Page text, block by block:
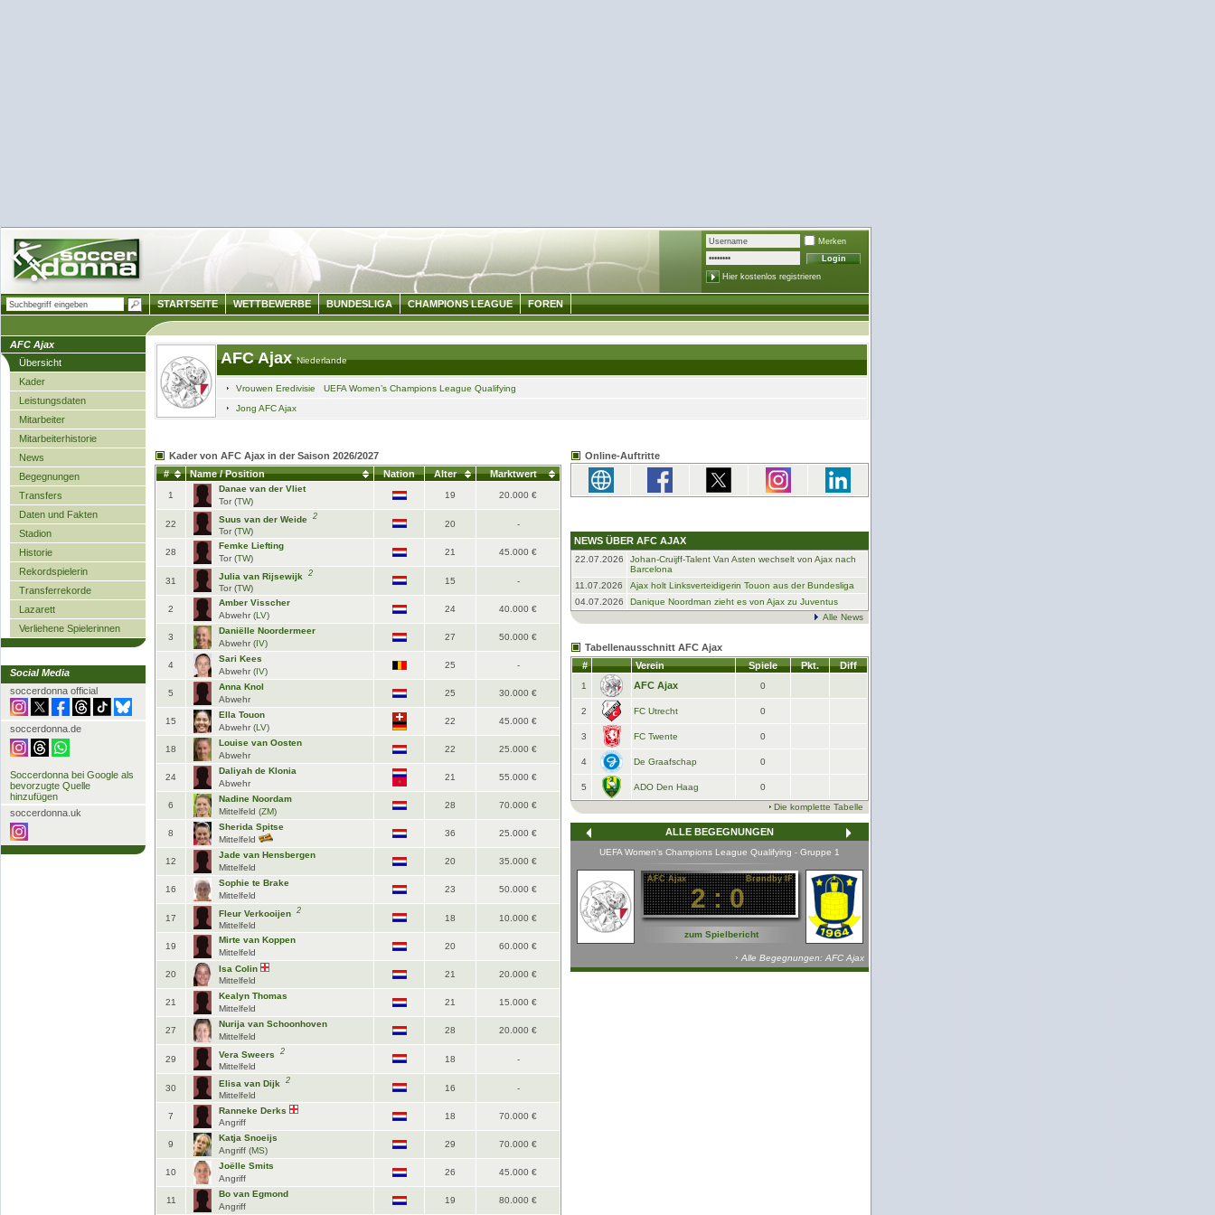
AFC Ajax
Übersicht
Kader
Leistungsdaten
Mitarbeiter
Mitarbeiterhistorie
News
Begegnungen
Transfers
Daten und Fakten
Stadion
Historie
Rekordspielerin
Transferrekorde
Lazarett
Verliehene Spielerinnen
Social Media
soccerdonna official
soccerdonna.de
Soccerdonna bei Google als
bevorzugte Quelle
hinzufügen
soccerdonna.uk
AFC AjaxNiederlande
Vrouwen Eredivisie
UEFA Women’s Champions League Qualifying
Jong AFC Ajax
Kader von AFC Ajax in der Saison 2026/2027
#
Name / Position Nation Alter Marktwert
1
Danae van der Vliet
Tor (TW)
19 20.000 €
22 Suus van der Weide 2
Tor (TW)
20 -
28
Femke Liefting
Tor (TW)
21 45.000 €
31 Julia van Rijsewijk 2
Tor (TW)
15 -
2
Amber Visscher
Abwehr (LV)
24 40.000 €
3
Daniëlle Noordermeer
Abwehr (IV)
27 50.000 €
4
Sari Kees
Abwehr (IV)
25 -
5
Anna Knol
Abwehr
25 30.000 €
15
Ella Touon
Abwehr (LV)
22 45.000 €
18
Louise van Oosten
Abwehr
22 25.000 €
24
Daliyah de Klonia
Abwehr
21 55.000 €
6
Nadine Noordam
Mittelfeld (ZM)
28 70.000 €
8
Sherida Spitse
Mittelfeld
36 25.000 €
12
Jade van Hensbergen
Mittelfeld
20 35.000 €
16
Sophie te Brake
Mittelfeld
23 50.000 €
17 Fleur Verkooijen 2
Mittelfeld
18 10.000 €
19
Mirte van Koppen
Mittelfeld
20 60.000 €
20
Isa Colin
Mittelfeld
21 20.000 €
21
Kealyn Thomas
Mittelfeld
21 15.000 €
27
Nurija van Schoonhoven
Mittelfeld
28 20.000 €
29 Vera Sweers 2
Mittelfeld
18 -
30 Elisa van Dijk 2
Mittelfeld
16 -
7
Ranneke Derks
Angriff
18 70.000 €
9
Katja Snoeijs
Angriff (MS)
29 70.000 €
10
Joëlle Smits
Angriff
26 45.000 €
11
Bo van Egmond
Angriff
19 80.000 €
Online-Auftritte
NEWS ÜBER AFC AJAX
22.07.2026
Johan-Cruijff-Talent Van Asten wechselt von Ajax nach
Barcelona
11.07.2026
Ajax holt Linksverteidigerin Touon aus der Bundesliga
04.07.2026
Danique Noordman zieht es von Ajax zu Juventus
Alle News
Tabellenausschnitt AFC Ajax
#
Verein Spiele Pkt. Diff
1 AFC Ajax 0
2 FC Utrecht 0
3 FC Twente 0
4 De Graafschap 0
5 ADO Den Haag
0
Die komplette Tabelle
ALLE BEGEGNUNGEN
- 21. Spieltag - 08.05.26
zum Spielbericht
Alle Begegnungen: AFC Ajax
1:3
zum Spielbericht
UEFA Women’s Champions League Qualifying - Gruppe 1
2:0
Brøndby IF
AFC Ajax
zum Spielbericht
Alle Begegnungen: AFC Ajax
Merken
Hier kostenlos registrieren
STARTSEITE WETTBEWERBE BUNDESLIGA CHAMPIONS LEAGUE FOREN